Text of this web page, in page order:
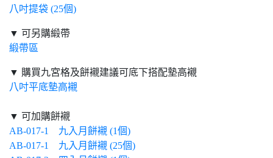
八吋提袋 (25個)
▼ 可另購緞帶
緞帶區
▼ 購買九宮格及餅襯建議可底下搭配墊高襯
八吋平底墊高襯
▼ 可加購餅襯
AB-017-1 九入月餅襯 (1個)
AB-017-1 九入月餅襯 (25個)